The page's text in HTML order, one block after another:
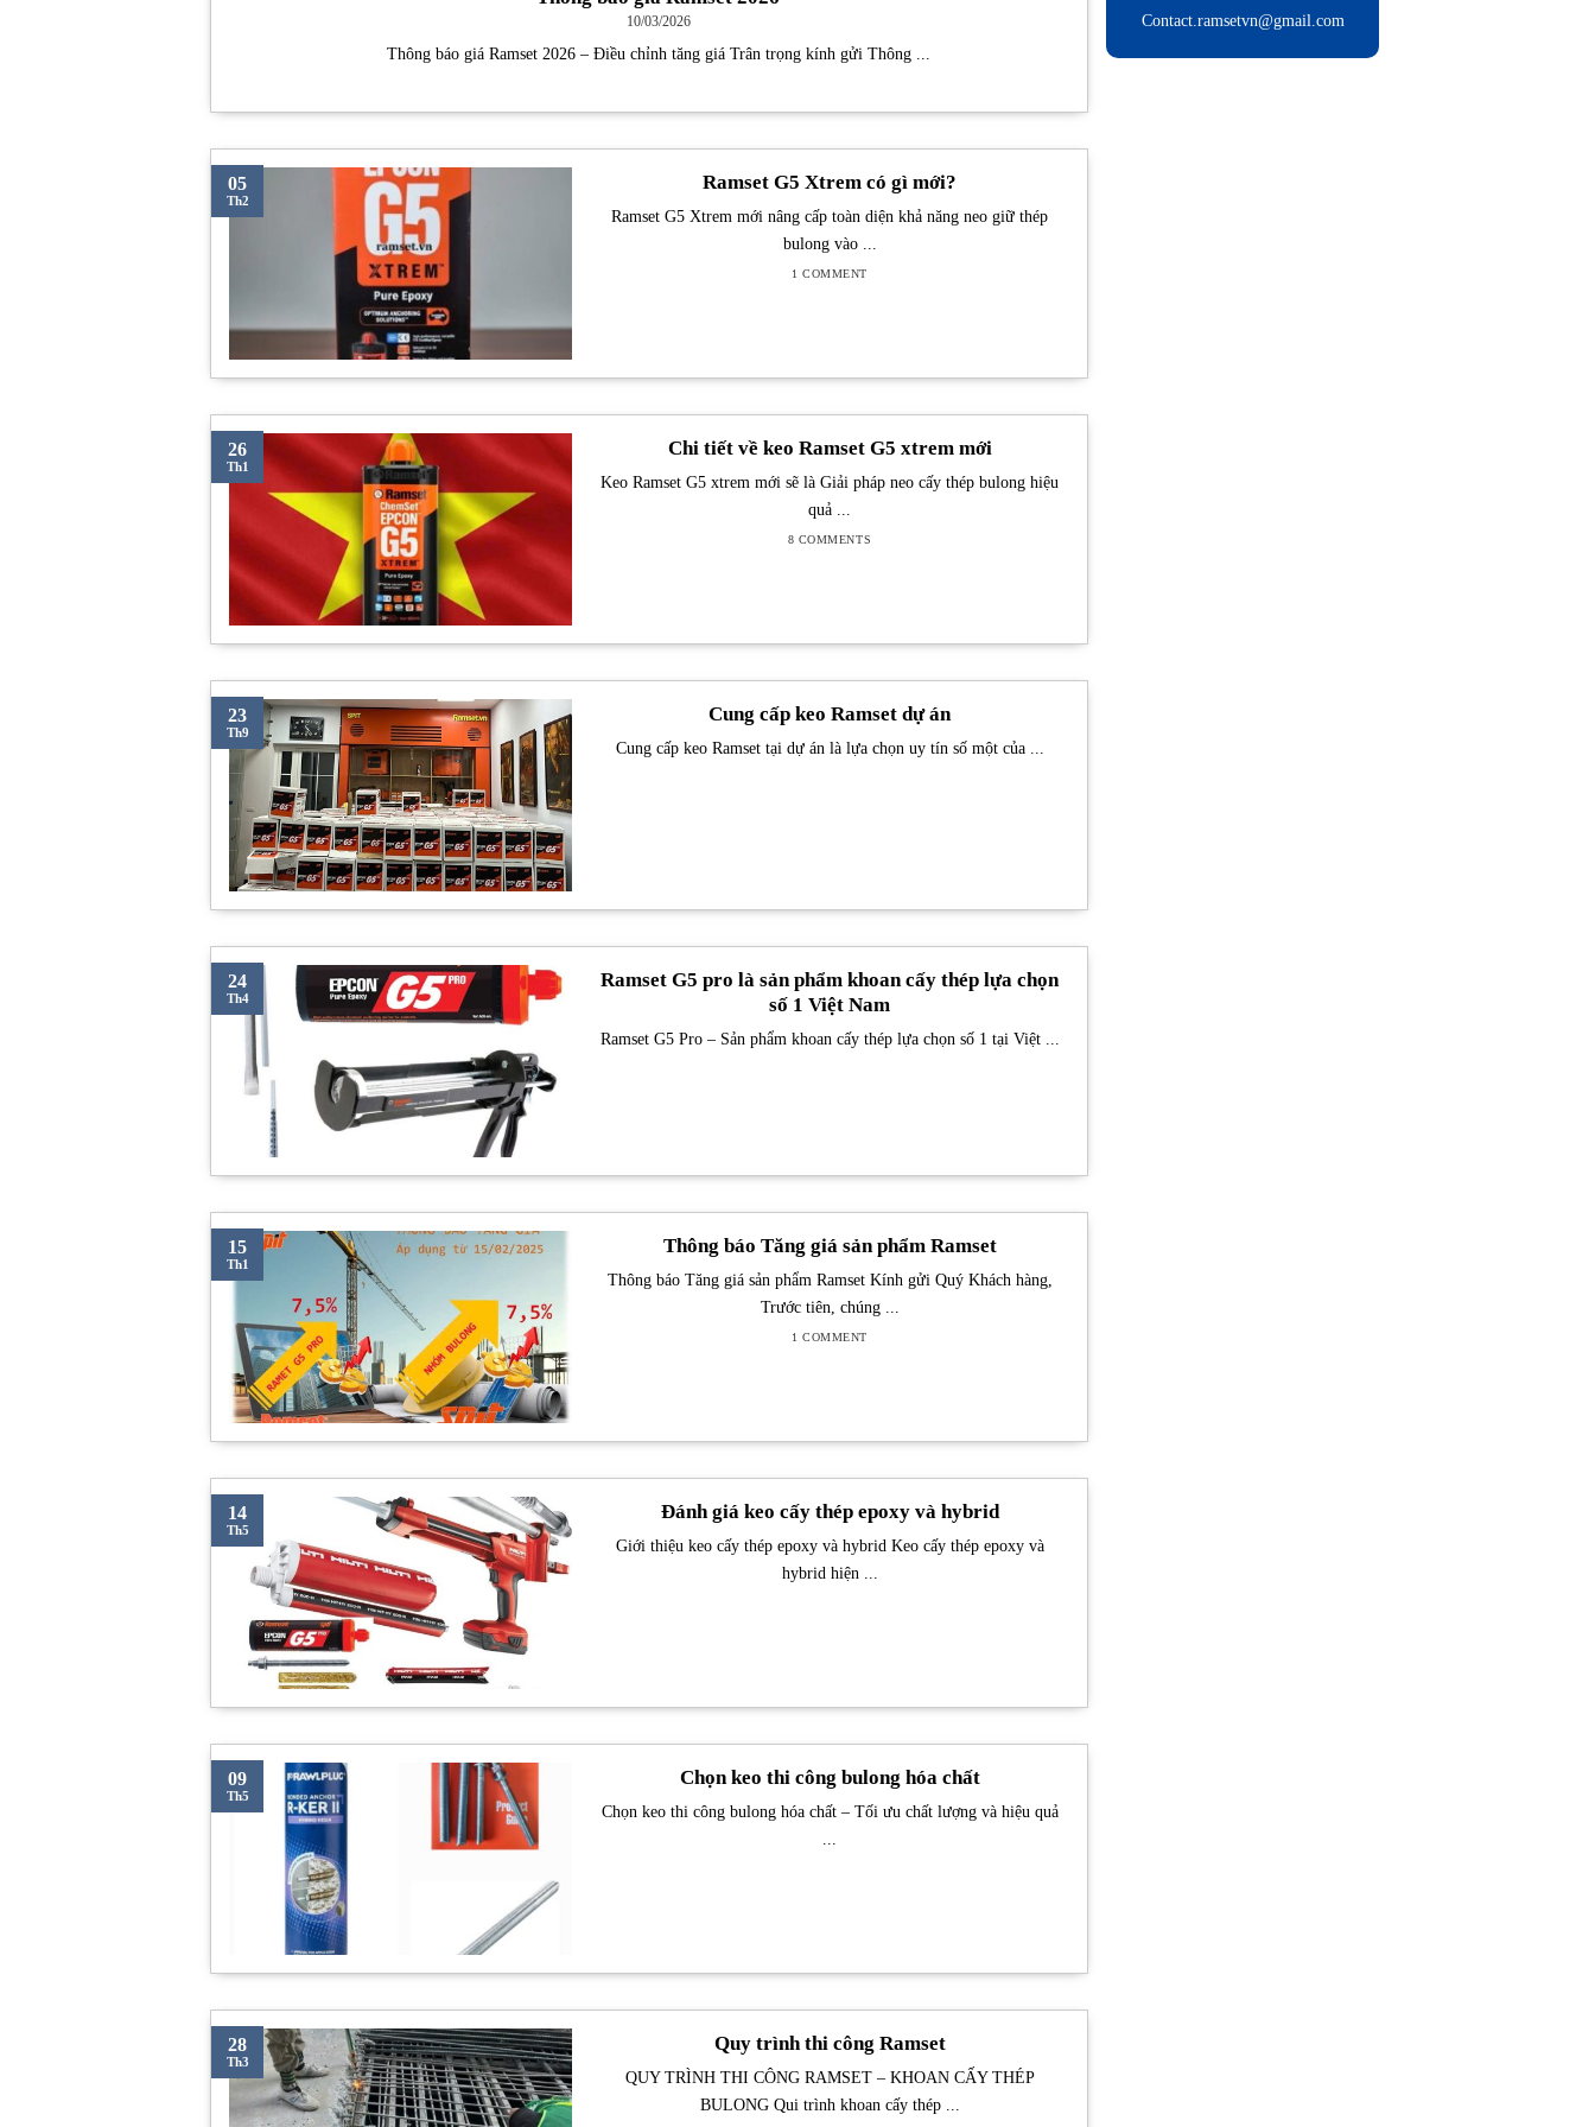
10/03/2026
Thông báo giá Ramset 2026 – Điều chỉnh tăng giá Trân trọng kính gửi Thông ...
Ramset G5 Xtrem có gì mới?
Ramset G5 Xtrem mới nâng cấp toàn diện khả năng neo giữ thép
bulong vào ...
1 COMMENT
05
Th2
Chi tiết về keo Ramset G5 xtrem mới
Keo Ramset G5 xtrem mới sẽ là Giải pháp neo cấy thép bulong hiệu
quả ...
8 COMMENTS
26
Th1
Cung cấp keo Ramset dự án
Cung cấp keo Ramset tại dự án là lựa chọn uy tín số một của ...
23
Th9
Ramset G5 pro là sản phẩm khoan cấy thép lựa chọn
số 1 Việt Nam
Ramset G5 Pro – Sản phẩm khoan cấy thép lựa chọn số 1 tại Việt ...
24
Th4
Thông báo Tăng giá sản phẩm Ramset
Thông báo Tăng giá sản phẩm Ramset Kính gửi Quý Khách hàng,
Trước tiên, chúng ...
1 COMMENT
15
Th1
Đánh giá keo cấy thép epoxy và hybrid
Giới thiệu keo cấy thép epoxy và hybrid Keo cấy thép epoxy và
hybrid hiện ...
14
Th5
Chọn keo thi công bulong hóa chất
Chọn keo thi công bulong hóa chất – Tối ưu chất lượng và hiệu quả
09
Th5
Quy trình thi công Ramset
QUY TRÌNH THI CÔNG RAMSET – KHOAN CẤY THÉP
BULONG Qui trình khoan cấy thép ...
28
Th3
Contact.ramsetvn@gmail.com